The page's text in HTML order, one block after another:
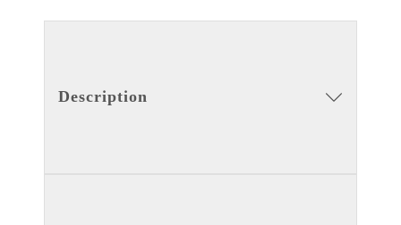
Description